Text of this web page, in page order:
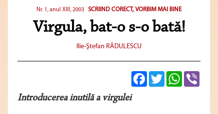
Nr. 1, anul XIII, 2003 SCRIIND CORECT, VORBIM MAI BINE
Virgula, bat-o s-o bată!
Ilie-Ştefan RĂDULESCU
FacebookTwitterWhatsApp
Introducerea inutilă a virgulei